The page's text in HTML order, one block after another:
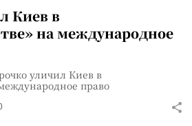
Киев в
на международное
уличил Киев в
право